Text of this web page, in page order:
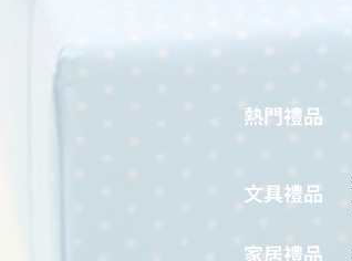
熱門禮品
​文具禮品
​家居禮品